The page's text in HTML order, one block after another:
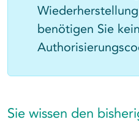
benötigen Sie
Sie wissen den